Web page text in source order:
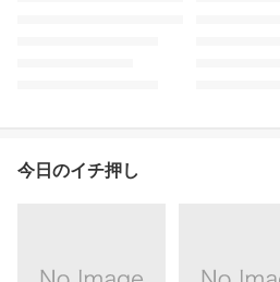
今日のイチ押し